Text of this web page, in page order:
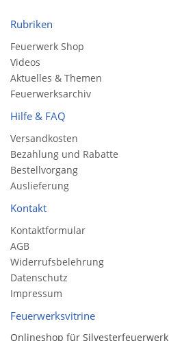
Rubriken
Feuerwerk Shop
Videos
Aktuelles & Themen
Feuerwerksarchiv
Hilfe & FAQ
Versandkosten
Bezahlung und Rabatte
Bestellvorgang
Auslieferung
Kontakt
Kontaktformular
AGB
Widerrufsbelehrung
Datenschutz
Impressum
Feuerwerksvitrine
Onlineshop für Silvesterfeuerwerk